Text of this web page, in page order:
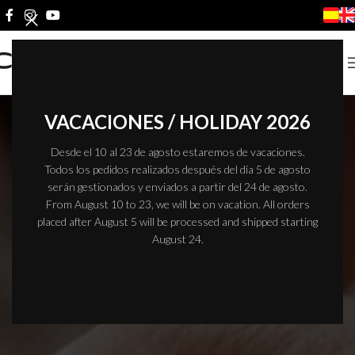
VACACIONES / HOLIDAY 2026
Desde el 10 al 23 de agosto estaremos de vacaciones.
Todos los pedidos realizados después del día 5 de agosto
serán gestionados y enviados a partir del 24 de agosto.
From August 10 to 23, we will be on vacation. All orders
placed after August 5 will be processed and shipped starting
August 24.